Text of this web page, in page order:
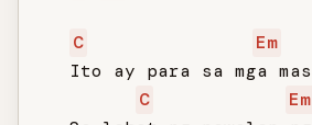
C
Em
Ito ay para sa mga
C
Em